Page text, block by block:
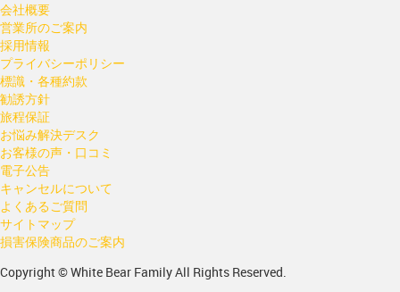
会社概要
営業所のご案内
採用情報
プライバシーポリシー
標識・各種約款
勧誘方針
旅程保証
お悩み解決デスク
お客様の声・口コミ
電子公告
キャンセルについて
よくあるご質問
サイトマップ
損害保険商品のご案内
Copyright © White Bear Family All Rights Reserved.